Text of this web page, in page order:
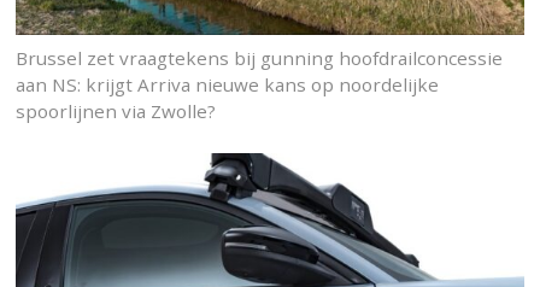
Brussel zet vraagtekens bij gunning hoofdrailconcessie
aan NS: krijgt Arriva nieuwe kans op noordelijke
spoorlijnen via Zwolle?